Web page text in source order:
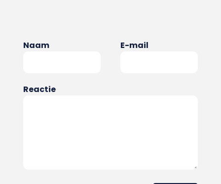
Naam E-mail
Reactie